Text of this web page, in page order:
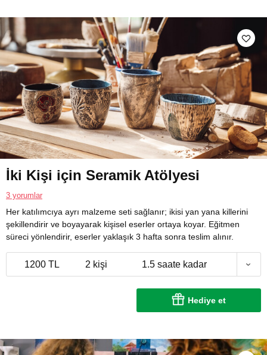
İki Kişi için Seramik Atölyesi
3 yorumlar
Her katılımcıya ayrı malzeme seti sağlanır; ikisi yan yana killerini
şekillendirir ve boyayarak kişisel eserler ortaya koyar. Eğitmen
süreci yönlendirir, eserler yaklaşık 3 hafta sonra teslim alınır.
1200 TL 2 kişi 1.5 saate kadar
Hediye et